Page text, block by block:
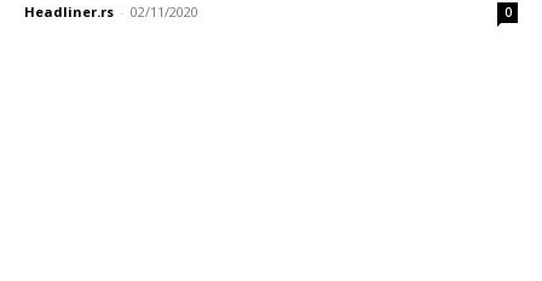
Headliner.rs - 02/11/2020 0